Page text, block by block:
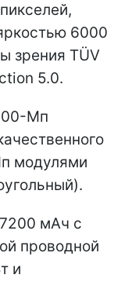
6000
зрения TÜV
5.0.
Мп
модулями
мАч с
проводной
и